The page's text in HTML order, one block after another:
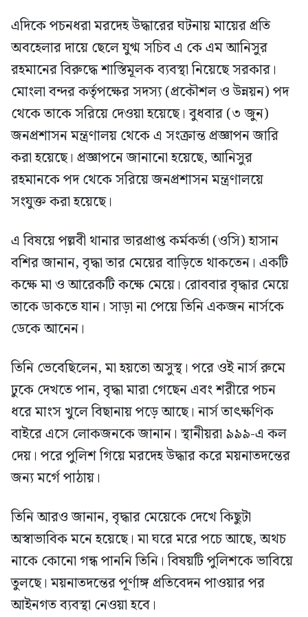
এদিকে পচনধরা মরদেহ উদ্ধারের ঘটনায় মায়ের প্রতি
অবহেলার দায়ে ছেলে যুগ্ম সচিব এ কে এম আনিসুর
রহমানের বিরুদ্ধে শাস্তিমূলক ব্যবস্থা নিয়েছে সরকার।
মোংলা বন্দর কর্তৃপক্ষের সদস্য (প্রকৌশল ও উন্নয়ন) পদ
থেকে তাকে সরিয়ে দেওয়া হয়েছে। বুধবার (৩ জুন)
জনপ্রশাসন মন্ত্রণালয় থেকে এ সংক্রান্ত প্রজ্ঞাপন জারি
করা হয়েছে। প্রজ্ঞাপনে জানানো হয়েছে, আনিসুর
রহমানকে পদ থেকে সরিয়ে জনপ্রশাসন মন্ত্রণালয়ে
সংযুক্ত করা হয়েছে।
এ বিষয়ে পল্লবী থানার ভারপ্রাপ্ত কর্মকর্তা (ওসি) হাসান
বশির জানান, বৃদ্ধা তার মেয়ের বাড়িতে থাকতেন। একটি
কক্ষে মা ও আরেকটি কক্ষে মেয়ে। রোববার বৃদ্ধার মেয়ে
তাকে ডাকতে যান। সাড়া না পেয়ে তিনি একজন নার্সকে
ডেকে আনেন।
তিনি ভেবেছিলেন, মা হয়তো অসুস্থ। পরে ওই নার্স রুমে
ঢুকে দেখতে পান, বৃদ্ধা মারা গেছেন এবং শরীরে পচন
ধরে মাংস খুলে বিছানায় পড়ে আছে। নার্স তাৎক্ষণিক
বাইরে এসে লোকজনকে জানান। স্থানীয়রা ৯৯৯-এ কল
দেয়। পরে পুলিশ গিয়ে মরদেহ উদ্ধার করে ময়নাতদন্তের
জন্য মর্গে পাঠায়।
তিনি আরও জানান, বৃদ্ধার মেয়েকে দেখে কিছুটা
অস্বাভাবিক মনে হয়েছে। মা ঘরে মরে পচে আছে, অথচ
নাকে কোনো গন্ধ পাননি তিনি। বিষয়টি পুলিশকে ভাবিয়ে
তুলছে। ময়নাতদন্তের পূর্ণাঙ্গ প্রতিবেদন পাওয়ার পর
আইনগত ব্যবস্থা নেওয়া হবে।